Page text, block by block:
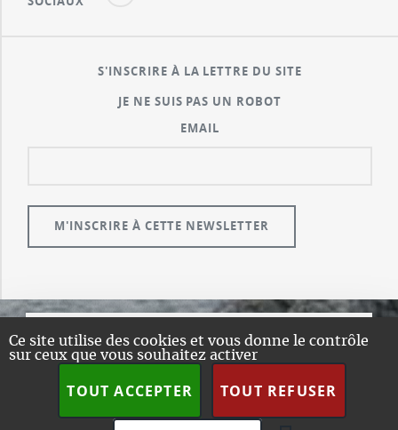
Ce site utilise des cookies et vous donne le contrôle
sur ceux que vous souhaitez activer
TOUT ACCEPTER TOUT REFUSER
S'INSCRIRE À LA LETTRE DU SITE
JE NE SUIS PAS UN ROBOT
EMAIL
© GUALENI.COM
A PROPOS
PLAN DU SITE